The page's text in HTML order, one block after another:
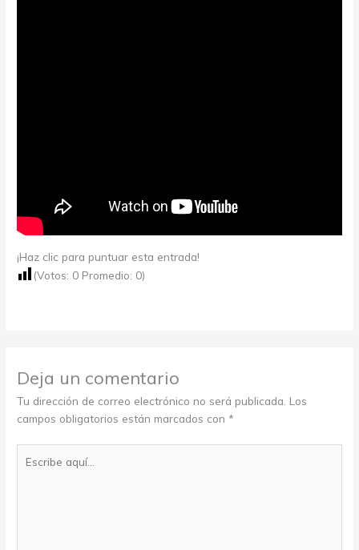
¡Haz clic para puntuar esta entrada!
(Votos: 0 Promedio: 0)
Deja un comentario
Tu dirección de correo electrónico no será publicada. Los
campos obligatorios están marcados con *
aquí...